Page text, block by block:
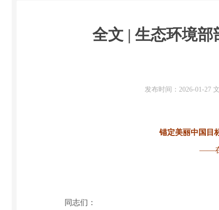
全文 | 生态环境
发布时间：2026-01-27
锚定美丽中国目
——在
同志们：